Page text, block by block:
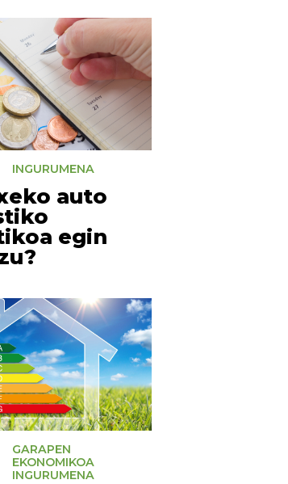
INGURUMENA
auto
egin
GARAPEN
EKONOMIKOA
INGURUMENA